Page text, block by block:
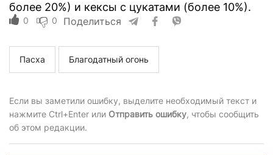
более 20%) и кексы с цукатами (более 10%).
0 0 Поделиться
Пасха Благодатный огонь
Если вы заметили ошибку, выделите необходимый текст и
нажмите Ctrl+Enter или Отправить ошибку, чтобы сообщить
об этом редакции.